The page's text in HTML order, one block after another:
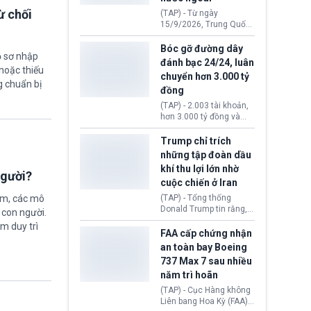
chối
sơ nhập
thiếu
chuẩn bị
các mô
người.
duy trì
đến ổ dịch Salmonella
khiến ít nhất 110 người
mắc bệnh tại bang
Minnesota.
(TAP) - Từ ngày
15/9/2026, Trung Quốc
áp dụng quy định mới về
quản lý xuất nhập cảnh.
Một hành vi vi phạm giấy
tờ, xuất nhập cảnh trái
phép hay liên quan kiểm
soát công nghệ có thể
khiến công dân Trung
Quốc đối mặt lệnh cấm
xuất cảnh kéo dài tới 3
năm. Trong khi đó, người
nước ngoài sử dụng giấy
tờ giả có nguy cơ bị từ
chối nhập cảnh hoặc
cấm vào Trung Quốc tới
5 năm.
Bóc gỡ đường dây
đánh bạc 24/24, luân
chuyển hơn 3.000 tỷ
đồng
(TAP) - 2.003 tài khoản,
hơn 3.000 tỷ đồng và
một đường dây đánh
bạc xuyên quốc gia vận
hành 24/24 giờ vừa bị
Công an TP. Hải Phòng
(Việt Nam) bóc gỡ.
Trump chỉ trích
những tập đoàn dầu
khí thu lợi lớn nhờ
cuộc chiến ở Iran
(TAP) - Tổng thống
Donald Trump tin rằng, 2
tập đoàn dầu khí
ExxonMobil và Chevron
đã thu về lợi nhuận quá
lớn nhờ giá dầu tăng
mạnh suốt thời gian Hoa
Kỳ xảy ra xung đột ở
Iran. Trên cơ sở đó, lãnh
đạo Nhà Trắng kêu gọi
các doanh nghiệp cần
FAA cấp chứng nhận
an toàn bay Boeing
737 Max 7 sau nhiều
năm trì hoãn
(TAP) - Cục Hàng không
Liên bang Hoa Kỳ (FAA)